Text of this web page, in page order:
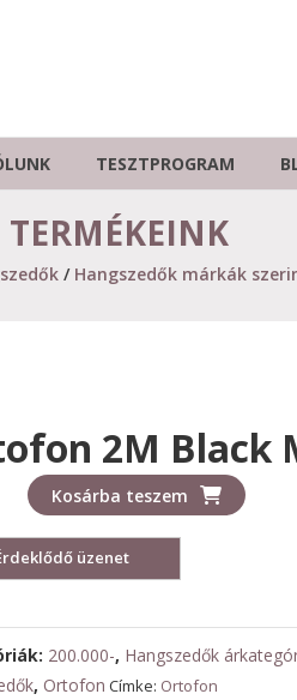
TESZTPROGRAM
TERMÉKEINK
/ Hangszedők márkák
2M Black
Kosárba teszem
200.000-, Hangszedők
, Ortofon Címke: Ortofon